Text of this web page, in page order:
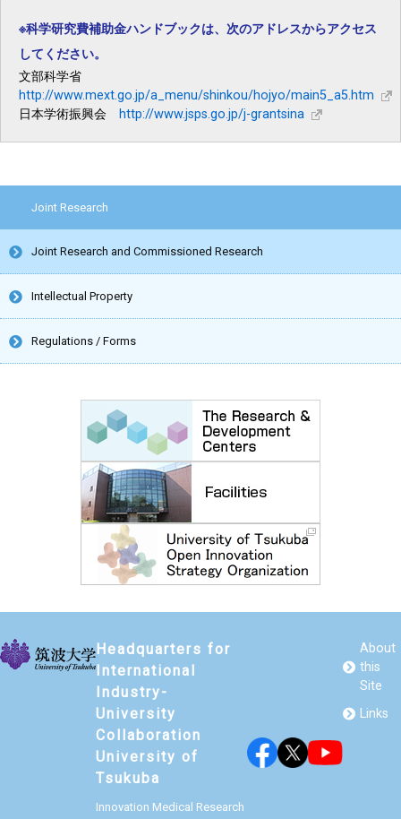
※科学研究費補助金ハンドブックは、次のアドレスからアクセス
してください。
文部科学省
http://www.mext.go.jp/a_menu/shinkou/hojyo/main5_a5.htm
日本学術振興会
http://www.jsps.go.jp/j-grantsina
Joint Research
Joint Research and Commissioned Research
Intellectual Property
Regulations / Forms
Headquarters for
International
Industry-
University
Collaboration
University of
Tsukuba
Innovation Medical Research
About
this
Site
Links